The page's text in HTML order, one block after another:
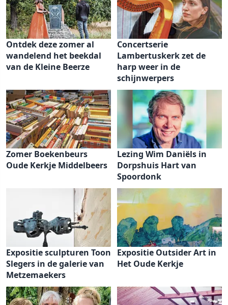
Ontdek deze zomer al
wandelend het beekdal
van de Kleine Beerze
Concertserie
Lambertuskerk zet de
harp weer in de
schijnwerpers
Zomer Boekenbeurs
Oude Kerkje Middelbeers
Lezing Wim Daniëls in
Dorpshuis Hart van
Spoordonk
Expositie sculpturen Toon
Slegers in de galerie van
Metzemaekers
Expositie Outsider Art in
Het Oude Kerkje